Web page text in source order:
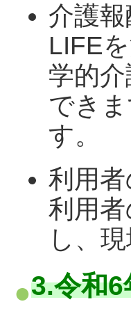
介護
LIFE
学的
でき
す。
利用
利用
し、
3.令和